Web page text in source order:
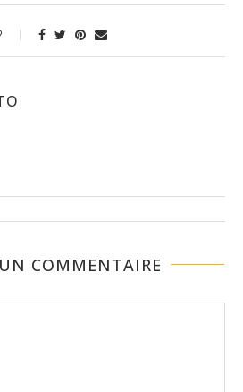
COMMENTAIRE